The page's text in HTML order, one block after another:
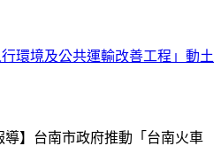
環境及公共運輸改善工程」動土
導】台南市政府推動「台南火車